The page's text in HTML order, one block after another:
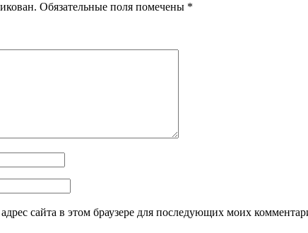
Обязательные поля помечены *
сайта в этом браузере для последующих моих